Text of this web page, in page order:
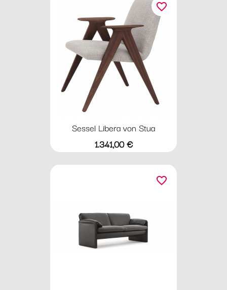
Sessel Libera von Stua
Preis
1.341,00 €
favorite_border
favorite_border